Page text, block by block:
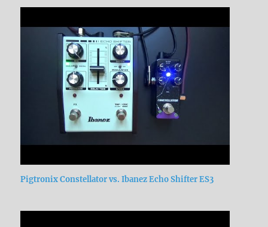
Pigtronix Constellator vs. Ibanez Echo Shifter ES3